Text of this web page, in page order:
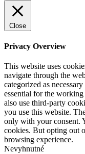
Close
Privacy Overview
This website uses
navigate through the
categorized as
essential for the
also use third-party
you use this website.
only with your consent.
cookies. But opting out
browsing experience.
Nevyhnutné